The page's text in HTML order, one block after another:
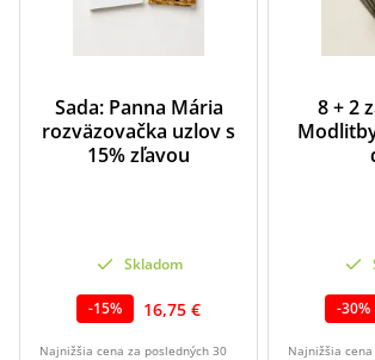
Sada: Panna Mária
rozväzovačka uzlov s
15% zľavou
Skladom
-15% 16,75 €
Najnižšia cena za posledných 30
8 + 2
-30%
Najnižšia